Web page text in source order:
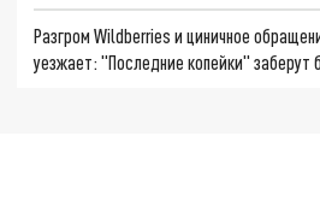
Разгром Wildberries и циничное
уезжает: "Последние копейки" заберут